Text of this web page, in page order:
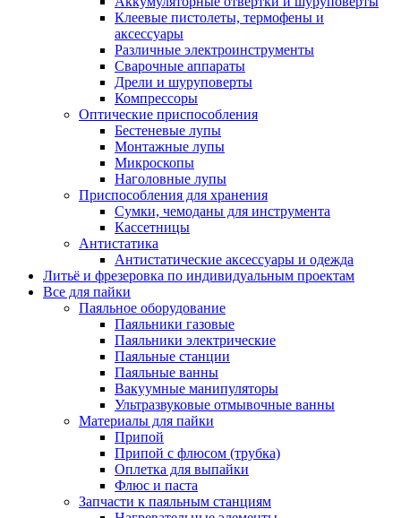
Клеевые пистолеты, термофены и
аксессуары
Различные электроинструменты
Сварочные аппараты
Дрели и шуруповерты
Компрессоры
Оптические приспособления
Бестеневые лупы
Монтажные лупы
Микроскопы
Наголовные лупы
Приспособления для хранения
Сумки, чемоданы для инструмента
Кассетницы
Антистатика
Антистатические аксессуары и одежда
Литьё и фрезеровка по индивидуальным проектам
Все для пайки
Паяльное оборудование
Паяльники газовые
Паяльники электрические
Паяльные станции
Паяльные ванны
Вакуумные манипуляторы
Ультразвуковые отмывочные ванны
Материалы для пайки
Припой
Припой с флюсом (трубка)
Оплетка для выпайки
Флюс и паста
Запчасти к паяльным станциям